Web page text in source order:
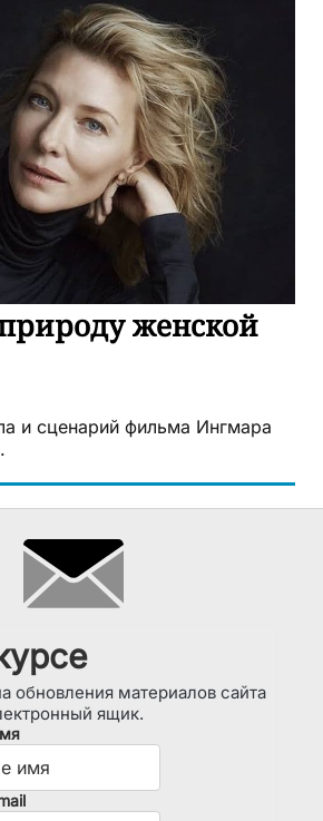
женской
и сценарий фильма Ингмара
обновления материалов сайта
ящик.